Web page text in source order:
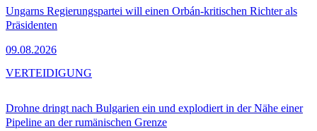
Ungarns Regierungspartei will einen Orbán-kritischen Richter als
Präsidenten
09.08.2026
Drohne dringt nach Bulgarien ein und explodiert in der Nähe einer
Pipeline an der rumänischen Grenze
VERTEIDIGUNG